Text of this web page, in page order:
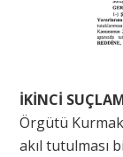
İKİNCİ
Örgütü Kurmak
akıl tutulması